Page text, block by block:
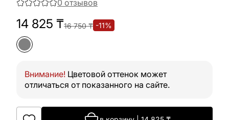
0 отзывов
14 825 ₸16 750₸ -11%
Внимание! Цветовой оттенок может
отличаться от показанного на сайте.